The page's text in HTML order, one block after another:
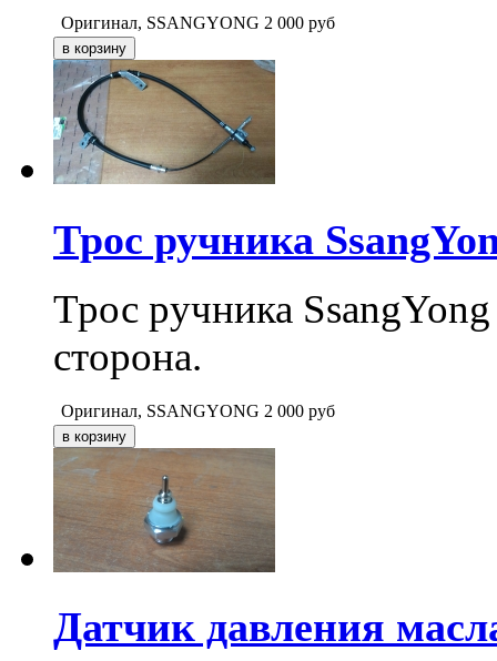
Оригинал, SSANGYONG 2 000 руб
Трос ручника
Трос ручника
сторона.
Оригинал, SSANGYONG 2 000 руб
Датчик давления